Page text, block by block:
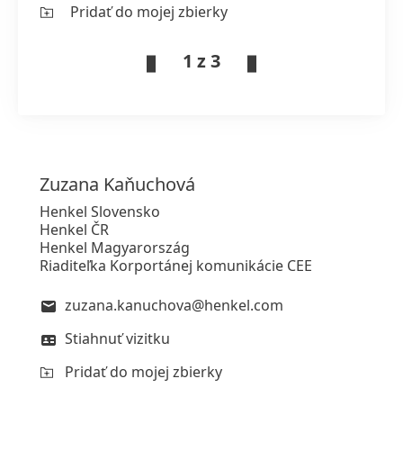
Pridať do mojej zbierky
1 z 3
Zuzana Kaňuchová
Henkel Slovensko
Henkel ČR
Henkel Magyarország
Riaditeľka Korportánej komunikácie CEE
zuzana.kanuchova@henkel.com
Stiahnuť vizitku
Pridať do mojej zbierky